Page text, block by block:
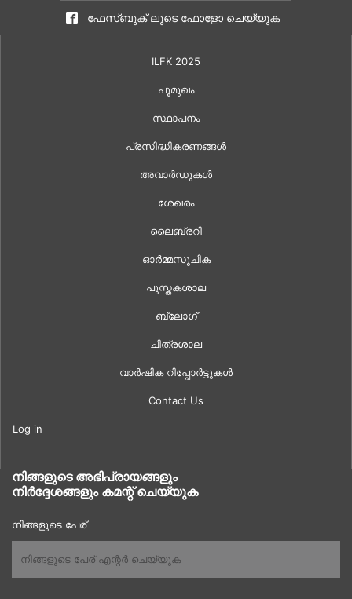
ഫേസ്ബുക് ലൂടെ ഫോളോ ചെയ്യുക
ILFK 2025
പൂമുഖം
സ്ഥാപനം
പ്രസിദ്ധീകരണങ്ങൾ
അവാർഡുകൾ
ശേഖരം
ലൈബ്രറി
ഓർമ്മസൂചിക
പുസ്തകശാല
ബ്ലോഗ്
ചിത്രശാല
വാർഷിക റിപ്പോർട്ടുകൾ
Contact Us
Log in
നിങ്ങളുടെ അഭിപ്രായങ്ങളും
നിർദ്ദേശങ്ങളും കമന്റ് ചെയ്യുക
നിങ്ങളുടെ പേര്